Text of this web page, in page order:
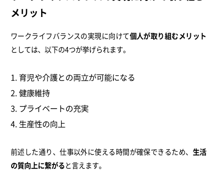
メリット
ワークライフバランスの実現に向けて個人が取り組むメリット
としては、以下の4つが挙げられます。
育児や介護との両立が可能になる
健康維持
プライベートの充実
生産性の向上
前述した通り、仕事以外に使える時間が確保できるため、 生活
の質向上に繋がると言えます。